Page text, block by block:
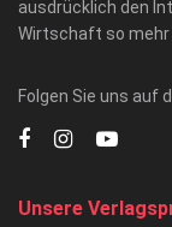
ausdrücklich den
Wirtschaft so
Folgen Sie uns auf
Unsere